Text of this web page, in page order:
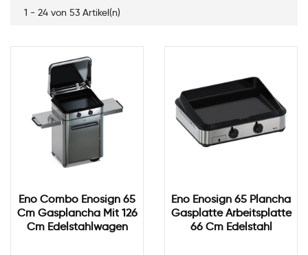
1 - 24 von 53 Artikel(n)
Eno Combo Enosign 65
Cm Gasplancha Mit 126
Cm Edelstahlwagen
Eno Enosign 65 Plancha
Gasplatte Arbeitsplatte
66 Cm Edelstahl